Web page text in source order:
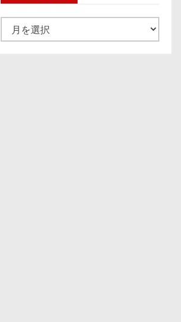
ュ